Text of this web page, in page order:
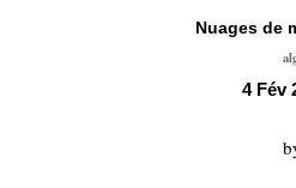
4 Fév
Nuages de